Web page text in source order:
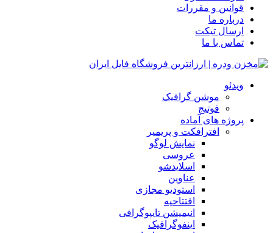
قوانین و مقررات
درباره ما
ارسال تیکت
تماس با ما
ویدئو
موشن گرافیک
فوتیج
پروژه های آماده
افترافکت و پریمیر
نمایش لوگو
عروسی
اسلایدشو
عناوین
استودیو مجازی
افتتاحیه
انیمیشن تایپوگرافی
اینفوگرافیک